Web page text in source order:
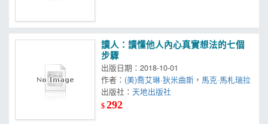
讀人：讀懂他人內心真實想法的七個
步驟
出版日期：2018-10-01
作者： (美)喬艾琳·狄米曲斯 ， 馬克·馬札瑞拉
出版社：天地出版社
$292